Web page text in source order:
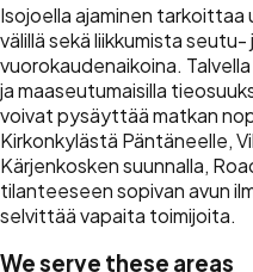
Isojoella ajaminen tarkoittaa
välillä sekä liikkumista
vuorokaudenaikoina.
ja maaseutumaisilla
voivat pysäyttää matkan
Kirkonkylästä Päntäneelle,
Kärjenkosken suunnalla,
tilanteeseen sopivan avun
selvittää vapaita toimijoita.
We serve these areas